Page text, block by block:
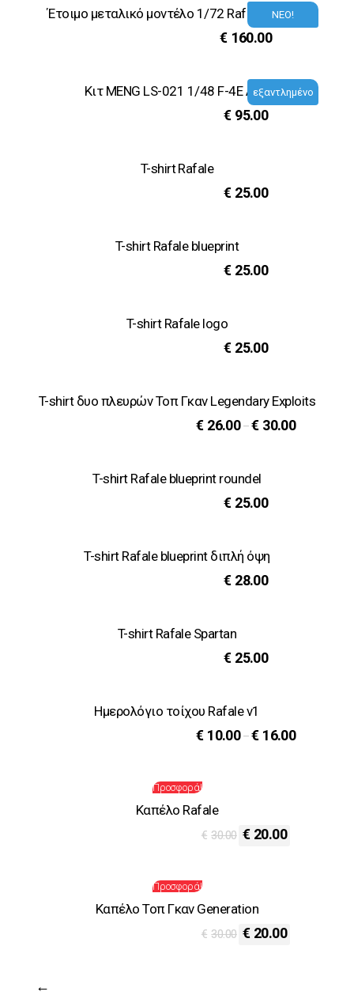
ΝΕΟ!
Έτοιμο μεταλικό μοντέλο 1/72 Rafale EG 450
€ 160.00
εξαντλημένο
Κιτ MENG LS-021 1/48 F-4E AUP
€ 95.00
T-shirt Rafale
€ 25.00
T-shirt Rafale blueprint
€ 25.00
T-shirt Rafale logo
€ 25.00
T-shirt δυο πλευρών Τοπ Γκαν Legendary Exploits
€ 26.00–€ 30.00
T-shirt Rafale blueprint roundel
€ 25.00
T-shirt Rafale blueprint διπλή όψη
€ 28.00
T-shirt Rafale Spartan
€ 25.00
Ημερολόγιο τοίχου Rafale v1
€ 10.00–€ 16.00
Προσφορά!
Καπέλο Rafale
€ 30.00 € 20.00
Προσφορά!
Καπέλο Τοπ Γκαν Generation
€ 30.00 € 20.00
←